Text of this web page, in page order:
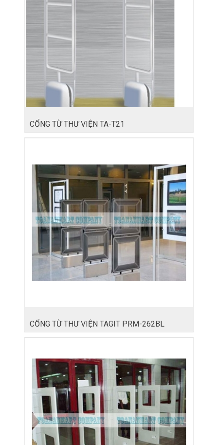
CỔNG TỪ THƯ VIỆN TA-T21
CỔNG TỪ THƯ VIỆN TAGIT PRM-262BL